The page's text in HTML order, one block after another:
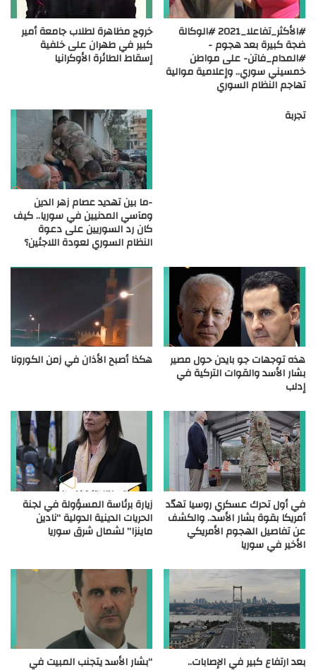
#الأكثر_تفاعلا_2021 #الوكالة
ضجة كبيرة بعد هجوم -
#المدام_فاتن- على مواطن
خمسيني سوري.. وإعلامية موالية
تهاجم النظام السوري
خروج مظاهرة لطلاب جامعة أمير
كبير في طهران على خلفية
إسقاط الطائرة الأوكرانيا
تجربة
-ما بين تهديد عصام زهر الدين
ومآسي المدنيين في سوريا.. كيف
كان رد السوريين على دعوة
النظام السوري لعودة اللاجئين؟
هذه توجهات جو بايدن حول مصير
بشار الأسد والقوات التركية في
إدلب
هكذا أصبح الأذان في زمن الكورونا
في أول تحرك عسكري روسيا تهدّد
أمريكا بقوة بشار الأسد.. والكشف
عن تفاصيل الهجوم الأمريكي
الأخير في سوريا
زيارة برئاسة المسؤولة في لجنة
الحريات الدينية الدولية “نادين
ماينزا” لشمال شرق سوريا
بعد ارتفاع كبير في الإصابات.. “بشار الأسد يتجنب المبيت في